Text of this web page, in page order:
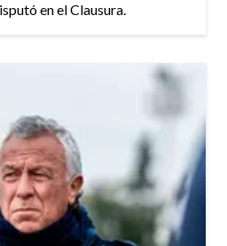
en el Clausura.